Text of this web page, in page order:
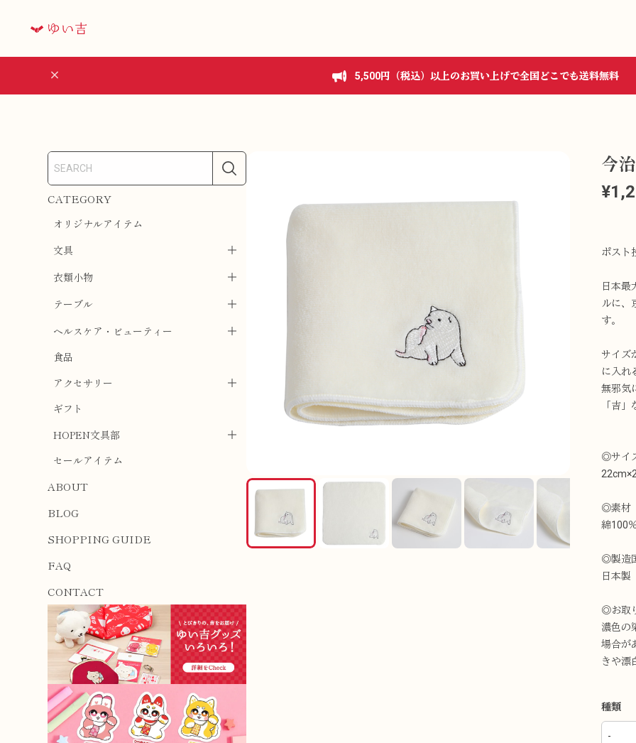
5,500円（税込）以上のお買い上げで全国どこでも送料無料
CATEGORY
オリジナルアイテム
文具
衣類小物
テーブル
ヘルスケア・ビューティー
食品
アクセサリー
ギフト
HOPEN文具部
セールアイテム
ABOUT
BLOG
SHOPPING GUIDE
FAQ
CONTACT
今
ポスト
日本最
ルに、
す。
サイズ
に入れ
無邪気
「吉
◎サイ
◎素材
綿100
◎製造
日本製
◎お取
濃色の
場合が
きや漂
種類